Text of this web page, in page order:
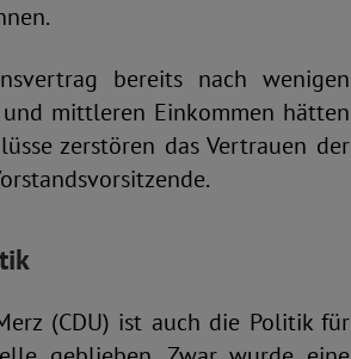
bereits nach wenigen
mittleren Einkommen hätten
zerstören das Vertrauen der
(CDU) ist auch die Politik für